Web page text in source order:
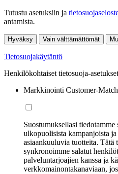
Tutustu asetuksiin ja
antamista.
Hyväksy Vain välttämättömät
Tietosuojakäytäntö
Henkilökohtaiset tietosuoja-asetukset
Markkinointi Customer-
Suostumuksellasi
ulkopuolisista kampanjoista
asiaankuuluvia tuotteita. Tätä
synkronoimme salatut
palveluntarjoajien kanssa ja
verkkomainontakanaviaan,